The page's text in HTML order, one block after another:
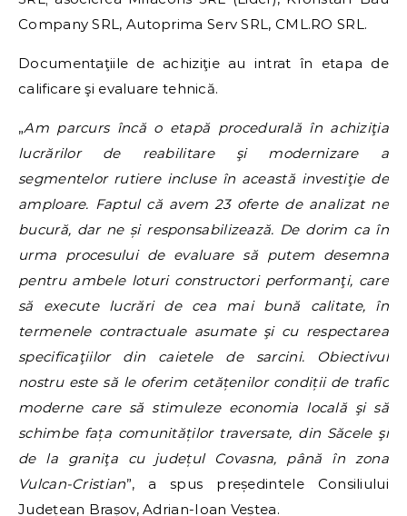
Company SRL, Autoprima Serv SRL, CML.RO SRL.
Documentaţiile de achiziţie au intrat în etapa de
calificare şi evaluare tehnică.
„Am parcurs încă o etapă procedurală în achiziţia
lucrărilor de reabilitare şi modernizare a
segmentelor rutiere incluse în această investiţie de
amploare. Faptul că avem 23 oferte de analizat ne
bucură, dar ne și responsabilizează. De dorim ca în
urma procesului de evaluare să putem desemna
pentru ambele loturi constructori performanţi, care
să execute lucrări de cea mai bună calitate, în
termenele contractuale asumate şi cu respectarea
specificaţiilor din caietele de sarcini. Obiectivul
nostru este să le oferim cetățenilor condiții de trafic
moderne care să stimuleze economia locală şi să
schimbe fața comunităților traversate, din Săcele şi
de la graniţa cu județul Covasna, până în zona
Vulcan-Cristian”, a spus președintele Consiliului
Județean Brașov, Adrian-Ioan Veștea.